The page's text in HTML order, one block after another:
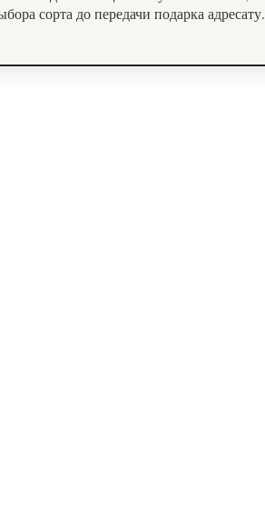
сорта до передачи подарка адресату.